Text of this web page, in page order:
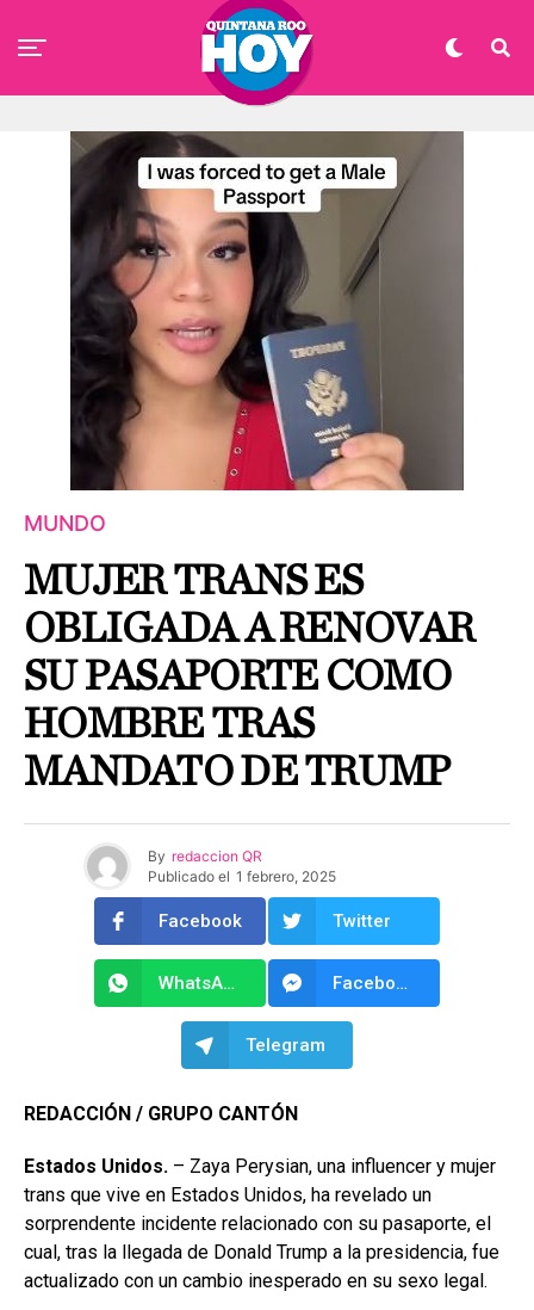
MUNDO
MUJER TRANS ES
OBLIGADA A RENOVAR
SU PASAPORTE COMO
HOMBRE TRAS
MANDATO DE TRUMP
By redaccion QR
Publicado el 1 febrero, 2025
Facebook Twitter
WhatsApp Facebook Messenger
Telegram
REDACCIÓN / GRUPO CANTÓN
Estados Unidos. – Zaya Perysian, una influencer y mujer
trans que vive en Estados Unidos, ha revelado un
sorprendente incidente relacionado con su pasaporte, el
cual, tras la llegada de Donald Trump a la presidencia, fue
actualizado con un cambio inesperado en su sexo legal.